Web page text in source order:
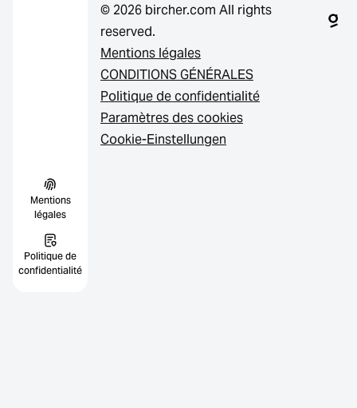
Mentions
légales
Politique de
confidentialité
© 2026 bircher.com All rights
reserved.
Mentions légales
CONDITIONS GÉNÉRALES
Politique de confidentialité
Paramètres des cookies
Cookie-Einstellungen